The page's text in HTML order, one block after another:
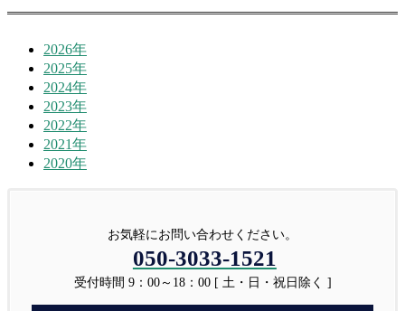
2026年
2025年
2024年
2023年
2022年
2021年
2020年
お気軽にお問い合わせください。
050-3033-1521
受付時間 9：00～18：00 [ 土・日・祝日除く ]